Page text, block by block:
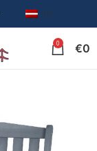
LV
0 €0